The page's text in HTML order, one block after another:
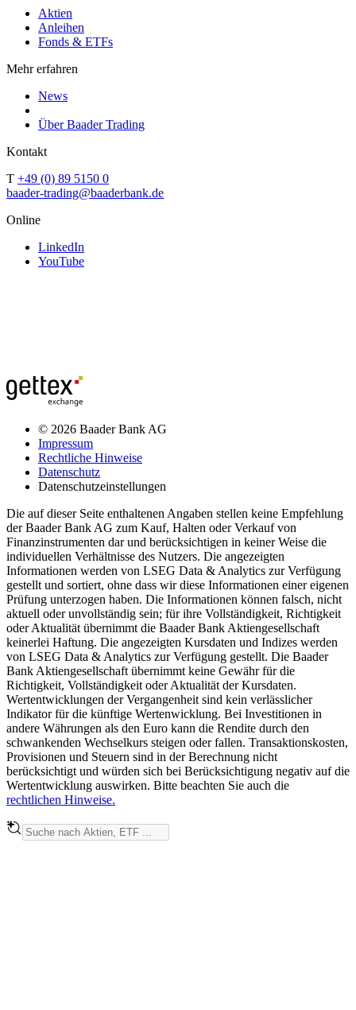
Aktien
Anleihen
Fonds & ETFs
Mehr erfahren
News
Über Baader Trading
Kontakt
T +49 (0) 89 5150 0
baader-trading@baaderbank.de
Online
LinkedIn
YouTube
© 2026 Baader Bank AG
Impressum
Rechtliche Hinweise
Datenschutz
Datenschutzeinstellungen
Die auf dieser Seite enthaltenen Angaben stellen keine Empfehlung
der Baader Bank AG zum Kauf, Halten oder Verkauf von
Finanzinstrumenten dar und berücksichtigen in keiner Weise die
individuellen Verhältnisse des Nutzers. Die angezeigten
Informationen werden von LSEG Data & Analytics zur Verfügung
gestellt und sortiert, ohne dass wir diese Informationen einer eigenen
Prüfung unterzogen haben. Die Informationen können falsch, nicht
aktuell oder unvollständig sein; für ihre Vollständigkeit, Richtigkeit
oder Aktualität übernimmt die Baader Bank Aktiengesellschaft
keinerlei Haftung. Die angezeigten Kursdaten und Indizes werden
von LSEG Data & Analytics zur Verfügung gestellt. Die Baader
Bank Aktiengesellschaft übernimmt keine Gewähr für die
Richtigkeit, Vollständigkeit oder Aktualität der Kursdaten.
Wertentwicklungen der Vergangenheit sind kein verlässlicher
Indikator für die künftige Wertenwicklung. Bei Investitionen in
andere Währungen als den Euro kann die Rendite durch den
schwankenden Wechselkurs steigen oder fallen. Transaktionskosten,
Provisionen und Steuern sind in der Berechnung nicht
berücksichtigt und würden sich bei Berücksichtigung negativ auf die
Wertentwicklung auswirken. Bitte beachten Sie auch die
rechtlichen Hinweise.